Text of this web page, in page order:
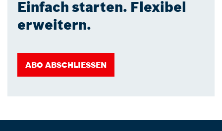
Einfach starten. Flexibel
erweitern.
ABO ABSCHLIESSEN